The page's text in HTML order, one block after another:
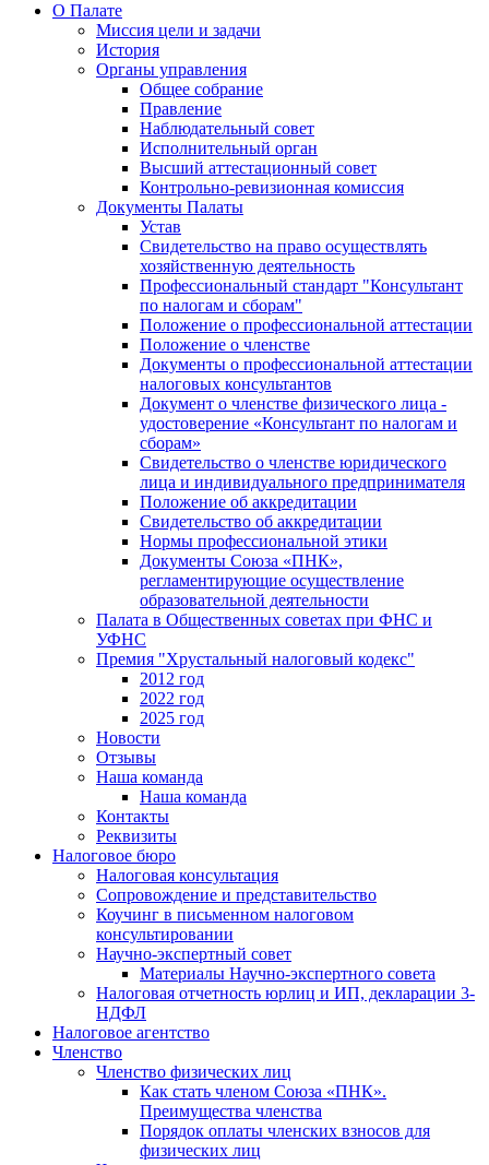
О Палате
Миссия цели и задачи
История
Органы управления
Общее собрание
Правление
Наблюдательный совет
Исполнительный орган
Высший аттестационный совет
Контрольно-ревизионная комиссия
Документы Палаты
Устав
Свидетельство на право осуществлять
хозяйственную деятельность
Профессиональный стандарт "Консультант
по налогам и сборам"
Положение о профессиональной аттестации
Положение о членстве
Документы о профессиональной аттестации
налоговых консультантов
Документ о членстве физического лица -
удостоверение «Консультант по налогам и
сборам»
Свидетельство о членстве юридического
лица и индивидуального предпринимателя
Положение об аккредитации
Свидетельство об аккредитации
Нормы профессиональной этики
Документы Союза «ПНК»,
регламентирующие осуществление
образовательной деятельности
Палата в Общественных советах при ФНС и
УФНС
Премия "Хрустальный налоговый кодекс"
2012 год
2022 год
2025 год
Новости
Отзывы
Наша команда
Наша команда
Контакты
Реквизиты
Налоговое бюро
Налоговая консультация
Cопровождение и представительство
Коучинг в письменном налоговом
консультировании
Научно-экспертный совет
Материалы Научно-экспертного совета
Налоговая отчетность юрлиц и ИП, декларации 3-
НДФЛ
Налоговое агентство
Членство
Членство физических лиц
Как стать членом Союза «ПНК».
Преимущества членства
Порядок оплаты членских взносов для
физических лиц